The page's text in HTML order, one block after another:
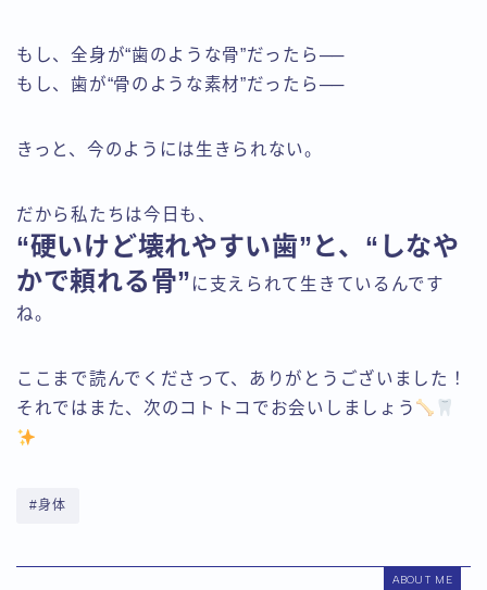
もし、全身が“歯のような骨”だったら──
もし、歯が“骨のような素材”だったら──
きっと、今のようには生きられない。
だから私たちは今日も、
“硬いけど壊れやすい歯”と、“しなや
かで頼れる骨” に支えられて生きているんです
ね。
ここまで読んでくださって、ありがとうございました！
それではまた、次のコトトコでお会いしましょう
#身体
ABOUT ME